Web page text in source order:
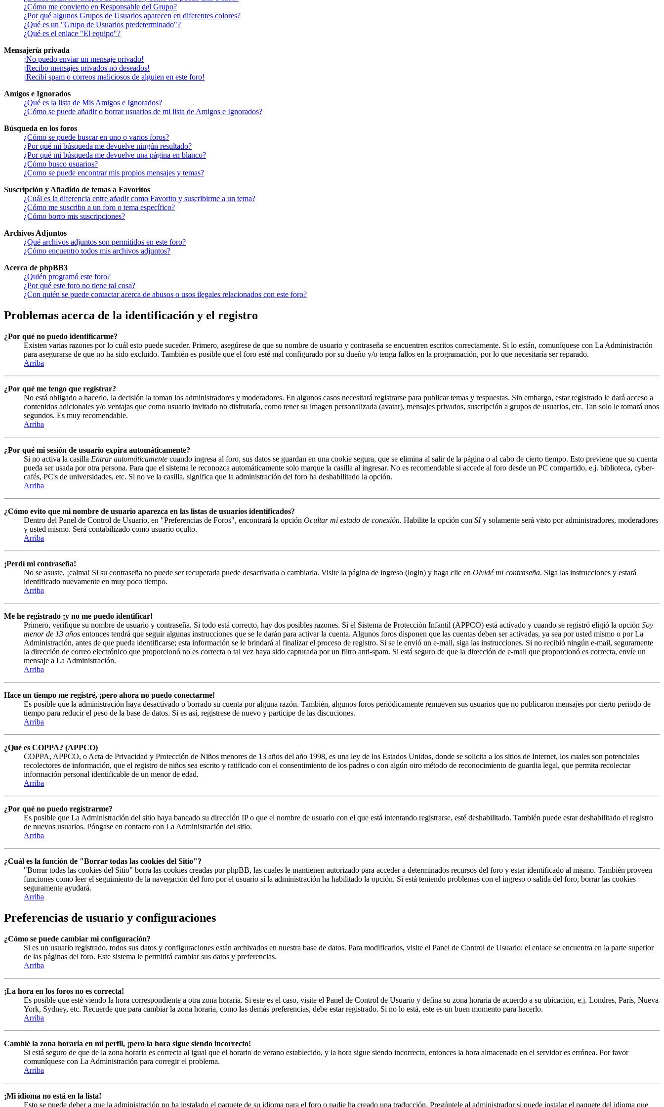
¿Cómo me convierto en Responsable del Grupo?
¿Por qué algunos Grupos de Usuarios aparecen en diferentes colores?
¿Qué es un "Grupo de Usuarios predeterminado"?
¿Qué es el enlace "El equipo"?
Mensajería privada
¡No puedo enviar un mensaje privado!
¡Recibo mensajes privados no deseados!
¡Recibí spam o correos maliciosos de alguien en este foro!
Amigos e Ignorados
¿Qué es la lista de Mis Amigos e Ignorados?
¿Cómo se puede añadir o borrar usuarios de mi lista de Amigos e Ignorados?
Búsqueda en los foros
¿Cómo se puede buscar en uno o varios foros?
¿Por qué mi búsqueda me devuelve ningún resultado?
¿Por qué mi búsqueda me devuelve una página en blanco?
¿Cómo busco usuarios?
¿Como se puede encontrar mis propios mensajes y temas?
Suscripción y Añadido de temas a Favoritos
¿Cuál es la diferencia entre añadir como Favorito y suscribirme a un tema?
¿Cómo me suscribo a un foro o tema específico?
¿Cómo borro mis suscripciones?
Archivos Adjuntos
¿Qué archivos adjuntos son permitidos en este foro?
¿Cómo encuentro todos mis archivos adjuntos?
Acerca de phpBB3
¿Quién programó este foro?
¿Por qué este foro no tiene tal cosa?
¿Con quién se puede contactar acerca de abusos o usos ilegales relacionados con este foro?
Problemas acerca de la identificación y el registro
¿Por qué no puedo identificarme?
Existen varias razones por lo cuál esto puede suceder. Primero, asegúrese de que su nombre de usuario y contraseña se encuentren escritos correctamente. Si lo están, comuníquese con La Administración
para asegurarse de que no ha sido excluido. También es posible que el foro esté mal configurado por su dueño y/o tenga fallos en la programación, por lo que necesitaría ser reparado.
Arriba
¿Por qué me tengo que registrar?
No está obligado a hacerlo, la decisión la toman los administradores y moderadores. En algunos casos necesitará registrarse para publicar temas y respuestas. Sin embargo, estar registrado le dará acceso a
contenidos adicionales y/o ventajas que como usuario invitado no disfrutaría, como tener su imagen personalizada (avatar), mensajes privados, suscripción a grupos de usuarios, etc. Tan solo le tomará unos
segundos. Es muy recomendable.
Arriba
¿Por qué mi sesión de usuario expira automáticamente?
Si no activa la casilla Entrar automáticamente cuando ingresa al foro, sus datos se guardan en una cookie segura, que se elimina al salir de la página o al cabo de cierto tiempo. Esto previene que su cuenta
pueda ser usada por otra persona. Para que el sistema le reconozca automáticamente solo marque la casilla al ingresar. No es recomendable si accede al foro desde un PC compartido, e.j. biblioteca, cyber-
cafés, PC's de universidades, etc. Si no ve la casilla, significa que la administración del foro ha deshabilitado la opción.
Arriba
¿Cómo evito que mi nombre de usuario aparezca en las listas de usuarios identificados?
Dentro del Panel de Control de Usuario, en "Preferencias de Foros", encontrará la opción Ocultar mi estado de conexión. Habilite la opción con SIy solamente será visto por administradores, moderadores
y usted mismo. Será contabilizado como usuario oculto.
Arriba
¡Perdí mi contraseña!
No se asuste, ¡calma! Si su contraseña no puede ser recuperada puede desactivarla o cambiarla. Visite la página de ingreso (login) y haga clic en Olvidé mi contraseña. Siga las instrucciones y estará
identificado nuevamente en muy poco tiempo.
Arriba
Me he registrado ¡y no me puedo identificar!
Primero, verifique su nombre de usuario y contraseña. Si todo está correcto, hay dos posibles razones. Si el Sistema de Protección Infantil (APPCO) está activado y cuando se registró eligió la opción Soy
menor de 13 años entonces tendrá que seguir algunas instrucciones que se le darán para activar la cuenta. Algunos foros disponen que las cuentas deben ser activadas, ya sea por usted mismo o por La
Administración, antes de que pueda identificarse; esta información se le brindará al finalizar el proceso de registro. Si se le envió un e-mail, siga las instrucciones. Si no recibió ningún e-mail, seguramente
la dirección de correo electrónico que proporcionó no es correcta o tal vez haya sido capturada por un filtro anti-spam. Si está seguro de que la dirección de e-mail que proporcionó es correcta, envíe un
mensaje a La Administración.
Arriba
Hace un tiempo me registré, ¡pero ahora no puedo conectarme!
Es posible que la administración haya desactivado o borrado su cuenta por alguna razón. También, algunos foros periódicamente remueven sus usuarios que no publicaron mensajes por cierto periodo de
tiempo para reducir el peso de la base de datos. Si es así, registrese de nuevo y participe de las discuciones.
Arriba
¿Qué es COPPA? (APPCO)
COPPA, APPCO, o Acta de Privacidad y Protección de Niños menores de 13 años del año 1998, es una ley de los Estados Unidos, donde se solicita a los sitios de Internet, los cuales son potenciales
recolectores de información, que el registro de niños sea escrito y ratificado con el consentimiento de los padres o con algún otro método de reconocimiento de guardia legal, que permita recolectar
información personal identificable de un menor de edad.
Arriba
¿Por qué no puedo registrarme?
Es posible que La Administración del sitio haya baneado su dirección IP o que el nombre de usuario con el que está intentando registrarse, esté deshabilitado. También puede estar deshabilitado el registro
de nuevos usuarios. Póngase en contacto con La Administración del sitio.
Arriba
¿Cuál es la función de "Borrar todas las cookies del Sitio"?
"Borrar todas las cookies del Sitio" borra las cookies creadas por phpBB, las cuales le mantienen autorizado para acceder a determinados recursos del foro y estar identificado al mismo. También proveen
funciones como leer el seguimiento de la navegación del foro por el usuario si la administración ha habilitado la opción. Si está teniendo problemas con el ingreso o salida del foro, borrar las cookies
seguramente ayudará.
Arriba
Preferencias de usuario y configuraciones
¿Cómo se puede cambiar mi configuración?
Si es un usuario registrado, todos sus datos y configuraciones están archivados en nuestra base de datos. Para modificarlos, visite el Panel de Control de Usuario; el enlace se encuentra en la parte superior
de las páginas del foro. Este sistema le permitirá cambiar sus datos y preferencias.
Arriba
¡La hora en los foros no es correcta!
Es posible que esté viendo la hora correspondiente a otra zona horaria. Si este es el caso, visite el Panel de Control de Usuario y defina su zona horaria de acuerdo a su ubicación, e.j. Londres, París, Nueva
York, Sydney, etc. Recuerde que para cambiar la zona horaria, como las demás preferencias, debe estar registrado. Si no lo está, este es un buen momento para hacerlo.
Arriba
Cambié la zona horaria en mi perfil, ¡pero la hora sigue siendo incorrecto!
Si está seguro de que de la zona horaria es correcta al igual que el horario de verano establecido, y la hora sigue siendo incorrecta, entonces la hora almacenada en el servidor es errónea. Por favor
comuníquese con La Administración para corregir el problema.
Arriba
¡Mi idioma no está en la lista!
Esto se puede deber a que la administración no ha instalado el paquete de su idioma para el foro o nadie ha creado una traducción. Pregúntele al administrador si puede instalar el paquete del idioma que